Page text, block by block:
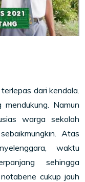
dari kendala.
Namun
warga sekolah
Atas
waktu
sehingga
cukup jauh